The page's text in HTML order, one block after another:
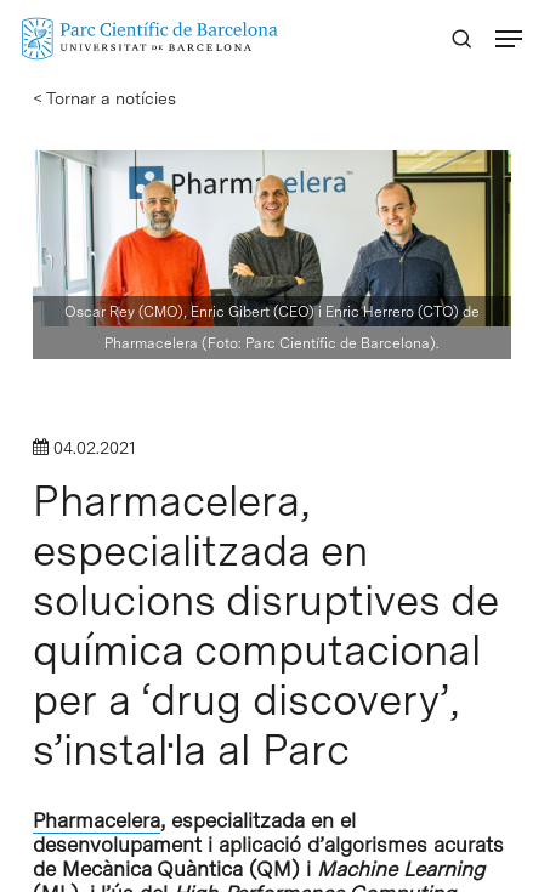
Skip
content
< Tornar a notícies
Oscar Rey (CMO), Enric Gibert (CEO) i Enric Herrero (CTO) de
Pharmacelera (Foto: Parc Científic de Barcelona).
04.02.2021
Pharmacelera,
especialitzada en
solucions disruptives de
química computacional
per a ‘drug discovery’,
s’instal·la al Parc
Pharmacelera, especialitzada en el
desenvolupament i aplicació d’algorismes acurats
de Mecànica Quàntica (QM) i Machine Learning